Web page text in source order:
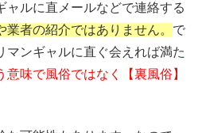
ャルに直メールなどで連絡する
業者の紹介ではありません。 で
マンギャルに直ぐ会えれば満た
意味で風俗ではなく【裏風俗】